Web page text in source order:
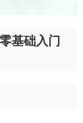
基础入门